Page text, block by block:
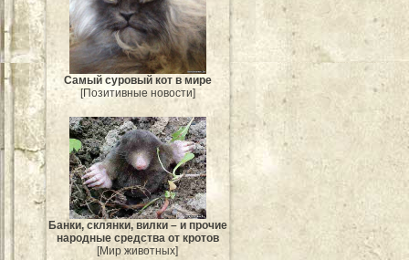
Самый суровый кот в мире
[Позитивные новости]
Банки, склянки, вилки – и прочие
народные средства от кротов
[Мир животных]